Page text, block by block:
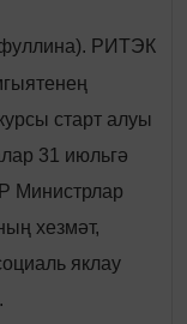
РИТЭК
старт алуы
31 июльгә
Министрлар
хезмәт,
яклау